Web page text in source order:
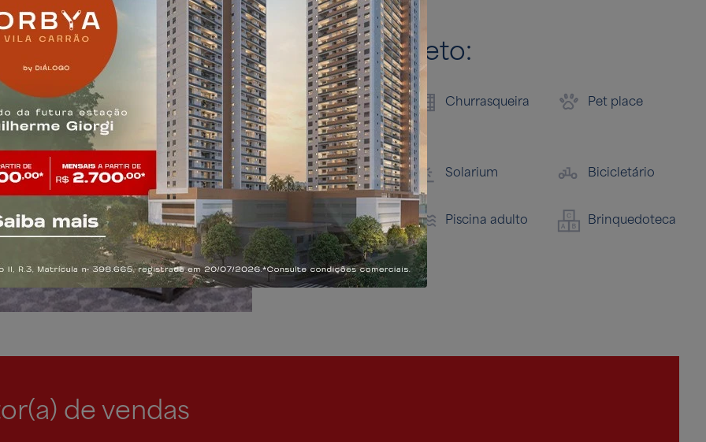
Lazer completo:
Aproveitamento
de águas
pluviais
Churrasqueira Pet place
Playground Solarium Bicicletário
Piscina adulto Brinquedoteca
de vendas